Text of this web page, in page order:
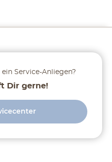
Service-Anliegen?
Dir gerne!